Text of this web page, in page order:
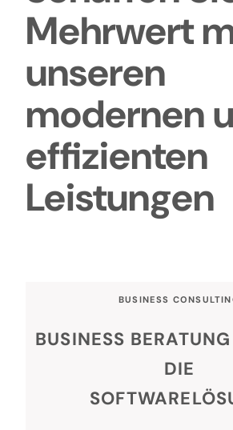
Mehrwert
unseren
modernen
effizienten
Leistungen
BUSINESS
BUSINESS
DIE